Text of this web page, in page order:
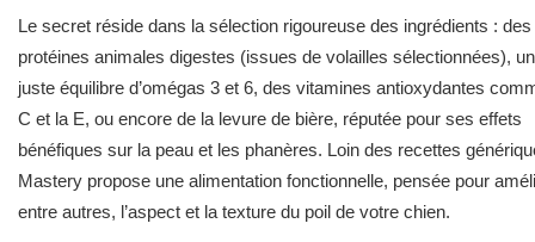
Le secret réside dans la sélection rigoureuse des ingrédients : des
protéines animales digestes (issues de volailles sélectionnées), un
juste équilibre d’omégas 3 et 6, des vitamines antioxydantes
C et la E, ou encore de la levure de bière, réputée pour ses effets
bénéfiques sur la peau et les phanères. Loin des recettes
Mastery propose une alimentation fonctionnelle, pensée pour
entre autres, l’aspect et la texture du poil de votre chien.